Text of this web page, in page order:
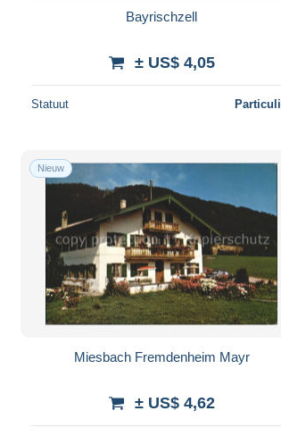
Bayrischzell
± US$ 4,05
Statuut
Nieuw
Miesbach Fremdenheim Mayr
± US$ 4,62